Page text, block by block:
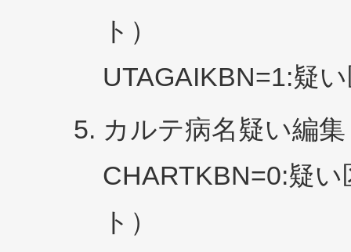
ト）
UTAGAIKBN=1:疑
カルテ病名疑い編集
CHARTKBN=0:疑
ト）